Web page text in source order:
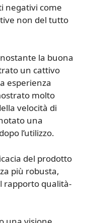
negativi come
non del tutto
la buona
un cattivo
esperienza
molto
velocità di
una
l’utilizzo.
del prodotto
più robusta,
rapporto qualità-